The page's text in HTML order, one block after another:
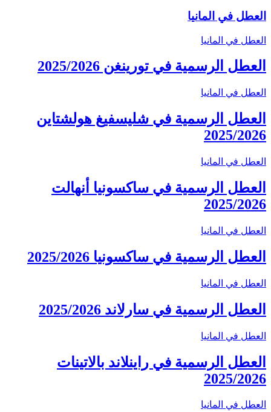
العطل في المانيا
العطل في المانيا
العطل الرسمية في تورينغن 2025/2026
العطل في المانيا
العطل الرسمية في شليسفيغ هولشتاين
2025/2026
العطل في المانيا
العطل الرسمية في ساكسونيا أنهالت
2025/2026
العطل في المانيا
العطل الرسمية في ساكسونيا 2025/2026
العطل في المانيا
العطل الرسمية في سارلاند 2025/2026
العطل في المانيا
العطل الرسمية في راينلاند بالاتينات
2025/2026
العطل في المانيا